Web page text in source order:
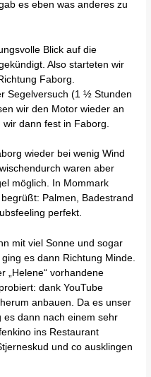
es eben was anderes zu
Blick auf die
Also starteten wir
Faborg.
Segelversuch (1 ½ Stunden
wir den Motor wieder an
dann fest in Faborg.
wieder bei wenig Wind
waren aber
möglich. In Mommark
Palmen, Badestrand
perfekt.
mit viel Sonne und sogar
es dann Richtung Minde.
„Helene“ vorhandene
dank YouTube
anbauen. Da es unser
es dann nach einem sehr
ins Restaurant
und co ausklingen